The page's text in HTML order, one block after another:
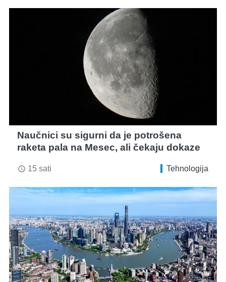
Naučnici su sigurni da je potrošena
raketa pala na Mesec, ali čekaju dokaze
access_time 15 sati Tehnologija